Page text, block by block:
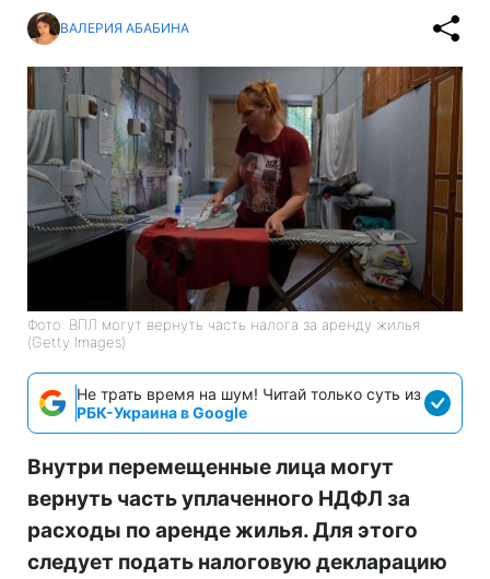
ВАЛЕРИЯ АБАБИНА
Фото: ВПЛ могут вернуть часть налога за аренду жилья
(Getty Images)
Не трать время на шум! Читай только суть из
РБК-Украина в Google
Внутри перемещенные лица могут
вернуть часть уплаченного НДФЛ за
расходы по аренде жилья. Для этого
следует подать налоговую декларацию